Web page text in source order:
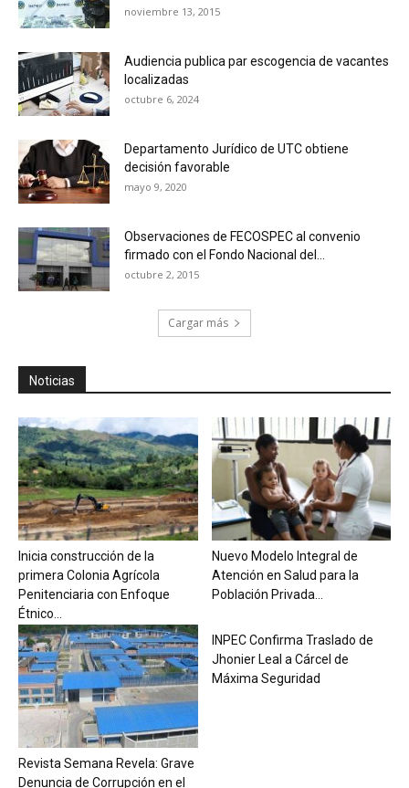
noviembre 13, 2015
Audiencia publica par escogencia de vacantes
localizadas
octubre 6, 2024
Departamento Jurídico de UTC obtiene
decisión favorable
mayo 9, 2020
Observaciones de FECOSPEC al convenio
firmado con el Fondo Nacional del...
octubre 2, 2015
Cargar más
Noticias
Inicia construcción de la
primera Colonia Agrícola
Penitenciaria con Enfoque
Étnico...
Nuevo Modelo Integral de
Atención en Salud para la
Población Privada...
Revista Semana Revela: Grave
Denuncia de Corrupción en el
INPEC Confirma Traslado de
Jhonier Leal a Cárcel de
Máxima Seguridad